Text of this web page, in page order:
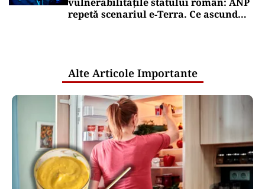
repetă scenariul e‑Terra. Ce ascund
Alte Articole Importante